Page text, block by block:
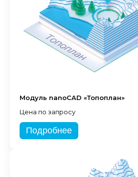
Модуль nanoCAD «Топоплан»
Цена по запросу
Подробнее